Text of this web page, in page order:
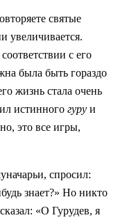
святые
увеличивается.
с его
была быть гораздо
жизнь стала очень
истинного гуру и
это все игры,
спросил:
знает?» Но никто
«О Гурудев, я